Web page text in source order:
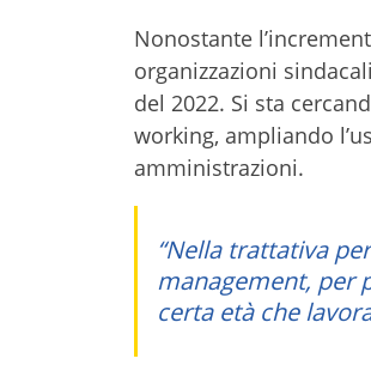
Nonostante
organizzazioni
del 2022. Si sta
working, ampliando
amministrazioni.
“Nella trattativa
management, per
certa età che